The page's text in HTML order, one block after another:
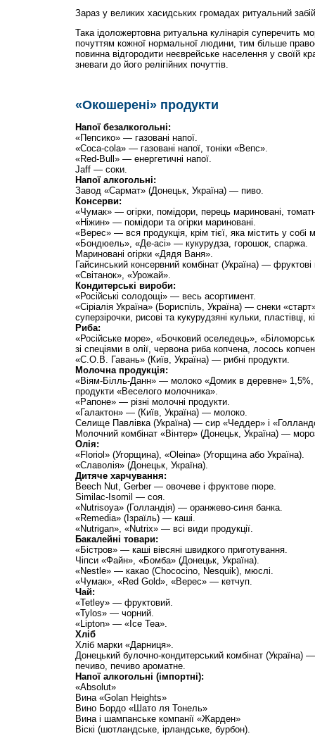
Зараз у великих хасидських громадах ритуальний
Така ідоложертовна ритуальна кулінарія суперечить
почуттям кожної нормальної людини, тим більше
повинна відгородити неєврейське населення у своїй
зневаги до його релігійних почуттів.
«Окошерені» продукти
Напої безалкогольні:
«Пепсико» — газовані напої.
«Coca-cola» — газовані напої, тоніки «Вепс».
«Red-Bull» — енергетичні напої.
Jaff — соки.
Напої алкогольні:
Завод «Сармат» (Донецьк, Україна) — пиво.
Консерви:
«Чумак» — огірки, помідори, перець мариновані,
«Ніжин» — помідори та огірки мариновані.
«Верес» — вся продукція, крім тієї, яка містить у собі
«Бондюель», «Де-асі» — кукурудза, горошок, спаржа.
Мариновані огірки «Дядя Ваня».
Гайсинський консервний комбінат (Україна) —
«Світанок», «Урожай».
Кондитерські вироби:
«Російські солодощі» — весь асортимент.
«Сіріалія Україна» (Бориспіль, Україна) — снеки
суперзірочки, рисові та кукурудзяні кульки, пластівці,
Риба:
«Російське море», «Бочковий оселедець»,
зі спеціями в олії, червона риба копчена, лосось
«С.О.В. Гавань» (Київ, Україна) — рибні продукти.
Молочна продукція:
«Віям-Білль-Данн» — молоко «Домик в деревне»
продукти «Веселого молочника».
«Рапоне» — різні молочні продукти.
«Галактон» — (Київ, Україна) — молоко.
Селище Павлівка (Україна) — сир «Чеддер» і
Молочний комбінат «Вінтер» (Донецьк, Україна) —
Олія:
«Floriol» (Угорщина), «Oleina» (Угорщина або Україна).
«Славолія» (Донецьк, Україна).
Дитяче харчування:
Beech Nut, Gerber — овочеве і фруктове пюре.
Similac-Isomil — соя.
«Nutrisoya» (Голландія) — оранжево-синя банка.
«Remedia» (Ізраїль) — каші.
«Nutrigan», «Nutrix» — всі види продукції.
Бакалейні товари:
«Бістров» — каші вівсяні швидкого приготування.
Чіпси «Файн», «Бомба» (Донецьк, Україна).
«Nestle» — какао (Chococino, Nesquik), мюслі.
«Чумак», «Red Gold», «Верес» — кетчуп.
Чай:
«Tetley» — фруктовий.
«Tylos» — чорний.
«Lipton» — «Ice Tea».
Хліб
Хліб марки «Дарниця».
Донецький булочно-кондитерський комбінат (Україна)
печиво, печиво ароматне.
Напої алкогольні (імпортні):
«Absolut»
Вина «Golan Heights»
Вино Бордо «Шато ля Тонель»
Вина і шампанське компанії «Жарден»
Віскі (шотландське, ірландське, бурбон).